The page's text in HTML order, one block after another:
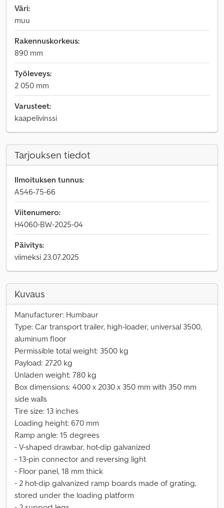
Väri:
muu
Rakennuskorkeus:
890 mm
Työleveys:
2 050 mm
Varusteet:
kaapelivinssi
Tarjouksen tiedot
Ilmoituksen tunnus:
A546-75-66
Viitenumero:
H4060-BW-2025-04
Päivitys:
viimeksi 23.07.2025
Kuvaus
Manufacturer: Humbaur
Type: Car transport trailer, high-loader, universal 3500,
aluminum floor
Permissible total weight: 3500 kg
Payload: 2720 kg
Unladen weight: 780 kg
Box dimensions: 4000 x 2030 x 350 mm with 350 mm
side walls
Tire size: 13 inches
Loading height: 670 mm
Ramp angle: 15 degrees
- V-shaped drawbar, hot-dip galvanized
- 13-pin connector and reversing light
- Floor panel, 18 mm thick
- 2 hot-dip galvanized ramp boards made of grating,
stored under the loading platform